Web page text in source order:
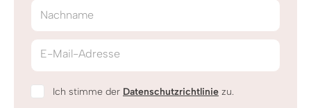
Nachname
E-Mail-Adresse
Ich stimme der Datenschutzrichtlinie zu.